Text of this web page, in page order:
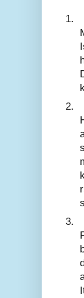
1.
2.
3.